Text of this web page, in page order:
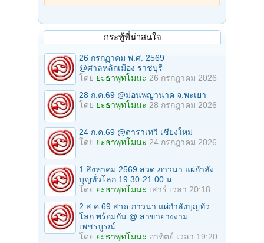
กระทู้ที่น่าสนใจ
26 กรกฏาคม พ.ศ. 2569
@ศาลหลักเมือง ราชบุรี
โดย ยะธาพุทโมนะ 26 กรกฎาคม 2026
28 ก.ค.69 @ม่อนพญานาค จ.พะเยา
โดย ยะธาพุทโมนะ 28 กรกฎาคม 2026
24 ก.ค.69 @ดาราเทวี เชียงใหม่
โดย ยะธาพุทโมนะ 24 กรกฎาคม 2026
1 สิงหาคม 2569 สวด ภาวนา แผ่กำลัง
บุญทั่วโลก 19.30-21.00 น.
โดย ยะธาพุทโมนะ เสาร์ เวลา 20:18
2 ส.ค.69 สวด ภาวนา แผ่กำลังบุญทั่ว
โลก พร้อมกัน @ สาขายางงาม
เพชรบูรณ์
โดย ยะธาพุทโมนะ อาทิตย์ เวลา 19:20